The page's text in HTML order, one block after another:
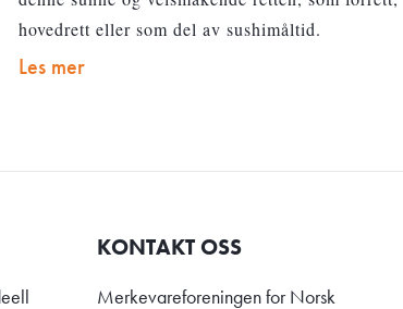
hovedrett eller som del av sushimåltid.
Les mer
KONTAKT OSS
Merkevareforeningen for Norsk